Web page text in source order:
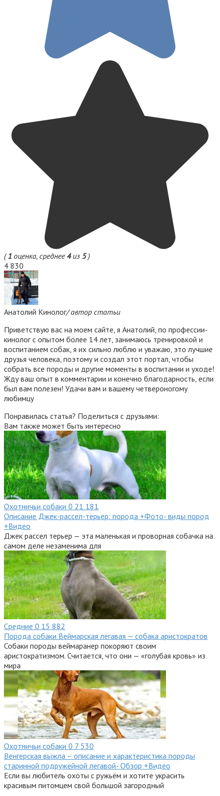
(1 оценка, среднее4из 5)
4 830
Анатолий Кинолог/ автор статьи
Приветствую вас на моем сайте, я Анатолий, по профессии-
кинолог с опытом более 14 лет, занимаюсь тренировкой и
воспитанием собак, я их сильно люблю и уважаю, это лучшие
друзья человека, поэтому и создал этот портал, чтобы
собрать все породы и другие моменты в воспитании и уходе!
Жду ваш опыт в комментарии и конечно благодарность, если
был вам полезен! Удачи вам и вашему четвероногому
любимцу
Понравилась статья? Поделиться с друзьями:
Вам также может быть интересно
Охотничьи собаки 0 21 181
Описание Джек-рассел-терьер: порода +Фото- виды пород
+Видео
Джек рассел терьер — эта маленькая и проворная собачка на
самом деле незаменима для
Средние 0 15 882
Порода собаки Веймарская легавая — собака аристократов
Собаки породы веймаранер покоряют своим
аристократизмом. Считается, что они — «голубая кровь» из
мира
Охотничьи собаки 0 7 530
Венгерская выжла – описание и характеристика породы
старинной подружейной легавой- Обзор +Видео
Если вы любитель охоты с ружьём и хотите украсить
красивым питомцем свой большой загородный